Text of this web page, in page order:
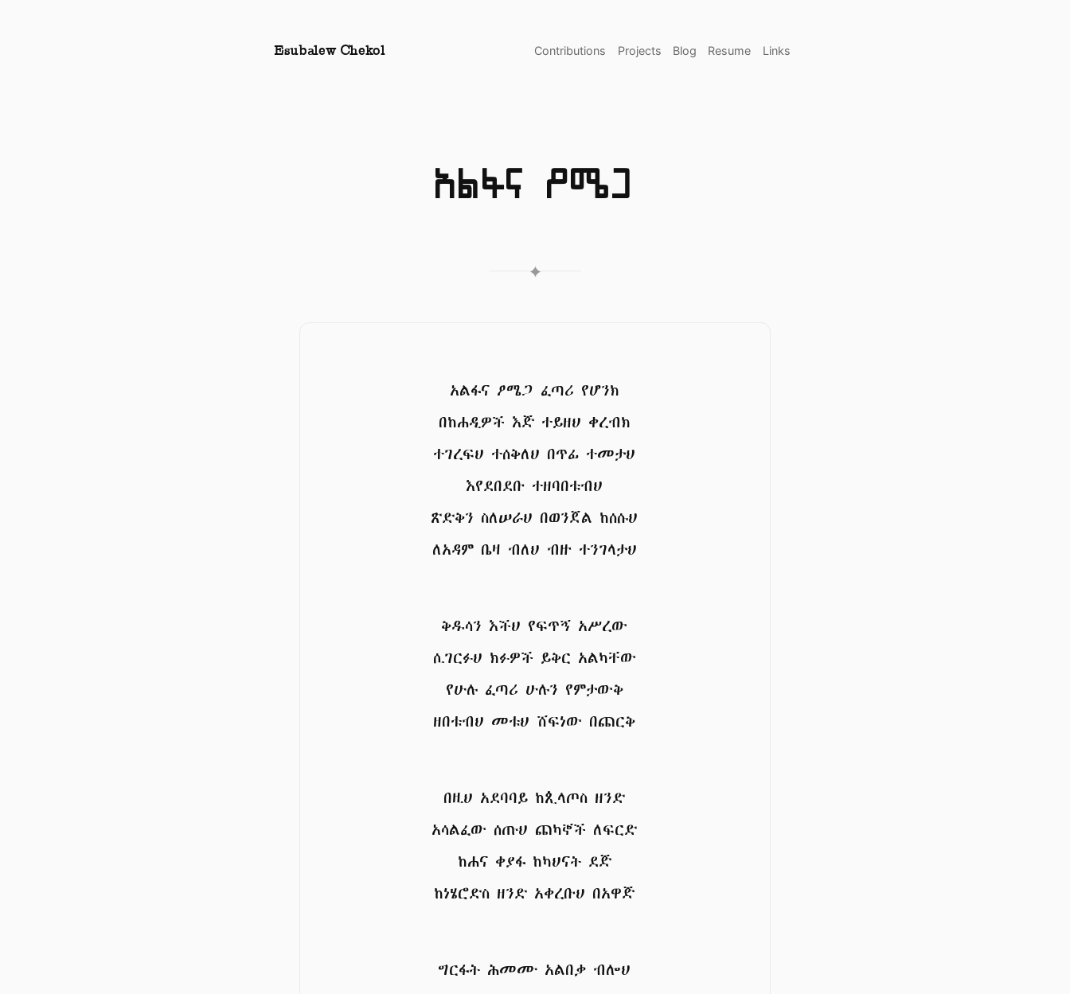
Esubalew Chekol Contributions Projects Blog Resume Links
አልፋና ዖሜጋ
✦
አልፋና ዖሜጋ ፈጣሪ የሆንክ
በከሐዲዎች እጅ ተይዘህ ቀረብክ
ተገረፍህ ተሰቅለህ በጥፊ ተመታህ
እየደበደቡ ተዘባበቱብህ
ጽድቅን ስለሠራህ በወንጀል ከሰሱህ
ለአዳም ቤዛ ብለህ ብዙ ተንገላታህ
ቅዱሳን እችህ የፍጥኝ አሥረው
ሲገርፉህ ክፉዎች ይቅር አልካቸው
የሁሉ ፈጣሪ ሁሉን የምታውቅ
ዘበቱብህ መቱህ ሸፍነው በጨርቅ
በዚህ አደባባይ ከጲላጦስ ዘንድ
አሳልፈው ሰጡህ ጨካኞች ለፍርድ
ከሐና ቀያፋ ከካህናት ደጅ
ከነሄሮድስ ዘንድ አቀረቡህ በአዋጅ
ግርፋት ሕመሙ አልበቃ ብሎህ